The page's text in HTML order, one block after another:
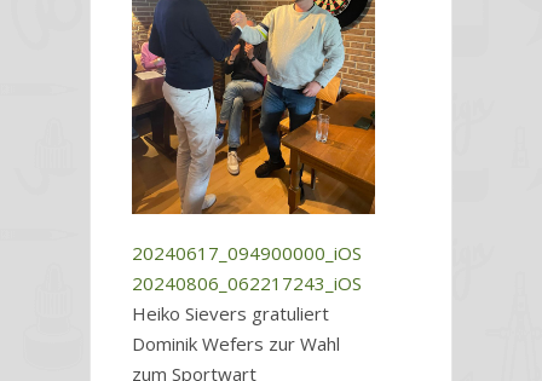
20240617_094900000_iOS
20240806_062217243_iOS
Heiko Sievers gratuliert
Dominik Wefers zur Wahl
zum Sportwart